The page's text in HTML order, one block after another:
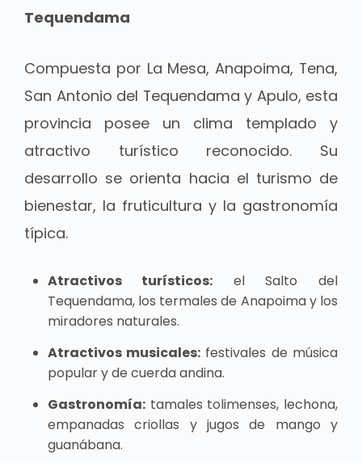
Tequendama
Compuesta por La Mesa, Anapoima, Tena,
San Antonio del Tequendama y Apulo, esta
provincia posee un clima templado y
atractivo turístico reconocido. Su
desarrollo se orienta hacia el turismo de
bienestar, la fruticultura y la gastronomía
típica.
Atractivos turísticos: el Salto del
Tequendama, los termales de Anapoima y los
miradores naturales.
Atractivos musicales: festivales de música
popular y de cuerda andina.
Gastronomía:tamales tolimenses, lechona,
empanadas criollas y jugos de mango y
guanábana.